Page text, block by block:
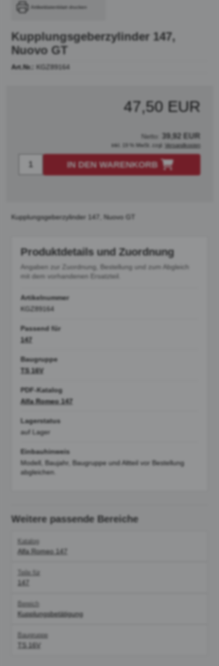
Artikeldatenblatt drucken
Kupplungsgeberzylinder 147,
Nuovo GT
Art.Nr.: KGZ89164
47,50 EUR
Netto: 39,92 EUR
inkl. 19 % MwSt. zzgl. Versandkosten
IN DEN WARENKORB
Kupplungsgeberzylinder 147, Nuovo GT
Produktdetails und Zuordnung
Angaben zur Zuordnung, Bestellung und zum Abgleich
mit dem vorhandenen Ersatzteil.
Artikelnummer
KGZ89164
Passend für
147
Baugruppe
TS 16V
PDF-Katalog
Alfa Romeo 147
Lagerstatus
auf Lager
Einbauhinweis
Modell, Baujahr, Baugruppe und Altteil vor Bestellung
abgleichen.
Weitere passende Bereiche
Katalog
Alfa Romeo 147
Teile für
147
Bereich
Kupplungsbetätigung
Baugruppe
TS 16V